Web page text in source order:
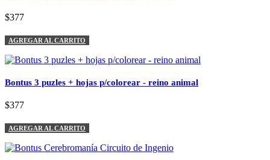
$377
AGREGAR AL CARRITO
Bontus 3 puzles + hojas p/colorear - reino animal
$377
AGREGAR AL CARRITO